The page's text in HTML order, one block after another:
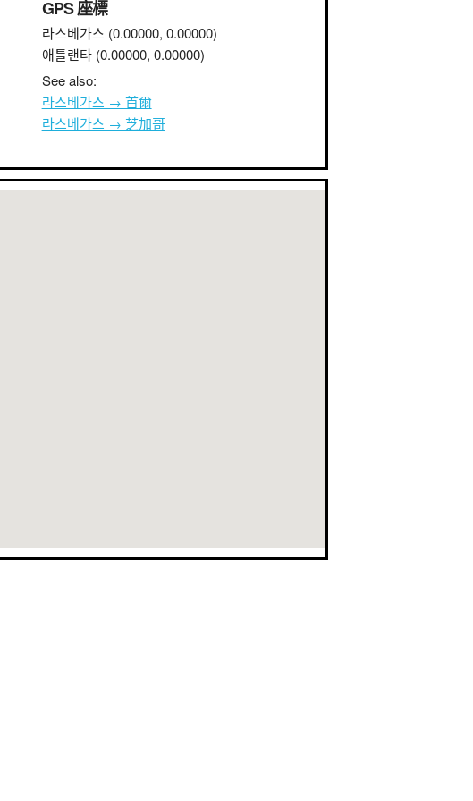
GPS 座標
라스베가스 (0.00000, 0.00000)
애틀랜타 (0.00000, 0.00000)
See also:
라스베가스 → 首爾
라스베가스 → 芝加哥